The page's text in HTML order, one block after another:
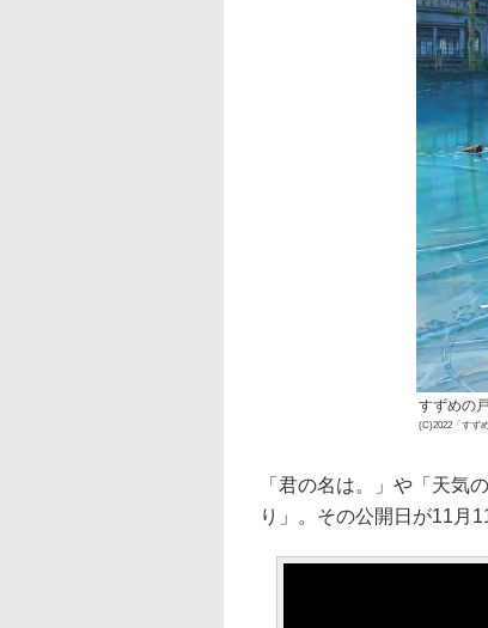
すずめの
(C)2022「すず
「君の名は。」や「天気
り」。その公開日が11月